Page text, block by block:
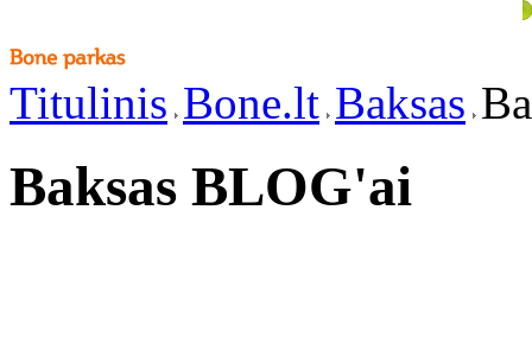
Titulinis Bone.lt Baksas
Baksas BLOG'ai